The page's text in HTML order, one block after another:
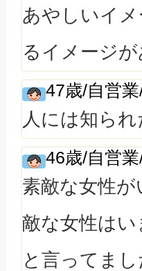
あやしいイ
るイメージが
47歳/自営
人には知ら
46歳/自営
素敵な女性
敵な女性は
と言ってま